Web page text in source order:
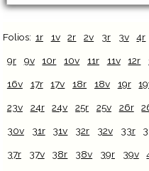
Folios: 1r 1v 2r 2v 3r 3v 4r
9r 9v 10r 10v 11r 11v 12r
16v 17r 17v 18r 18v 19r
23v 24r 24v 25r 25v 26r
30v 31r 31v 32r 32v 33r
37r 37v 38r 38v 39r 39v